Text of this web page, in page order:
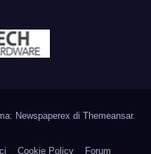
Newspaperex di Themeansar.
Cookie Policy Forum